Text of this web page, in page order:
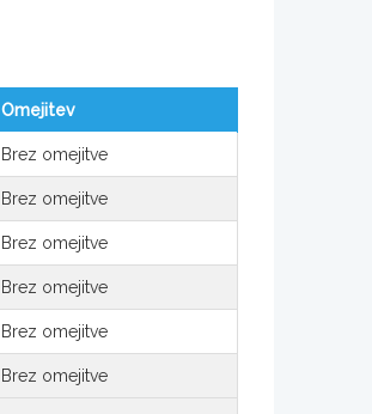
Omejitev
Brez omejitve
Brez omejitve
Brez omejitve
Brez omejitve
Brez omejitve
Brez omejitve